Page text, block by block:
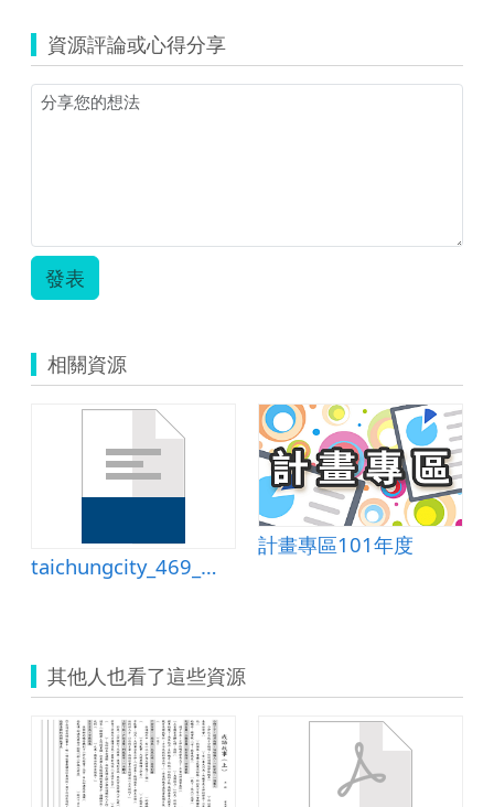
資源評論或心得分享
發表
相關資源
taichungcity_469_教案.doc
計畫專區101年度
其他人也看了這些資源